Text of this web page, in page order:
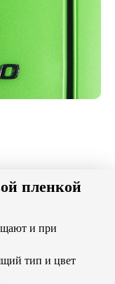
пленкой
и при
тип и цвет